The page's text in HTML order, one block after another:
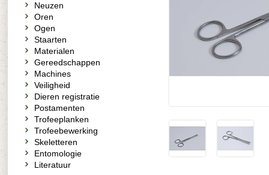
Neuzen
Oren
Ogen
Staarten
Materialen
Gereedschappen
Machines
Veiligheid
Dieren registratie
Postamenten
Trofeeplanken
Trofeebewerking
Skeletteren
Entomologie
Literatuur